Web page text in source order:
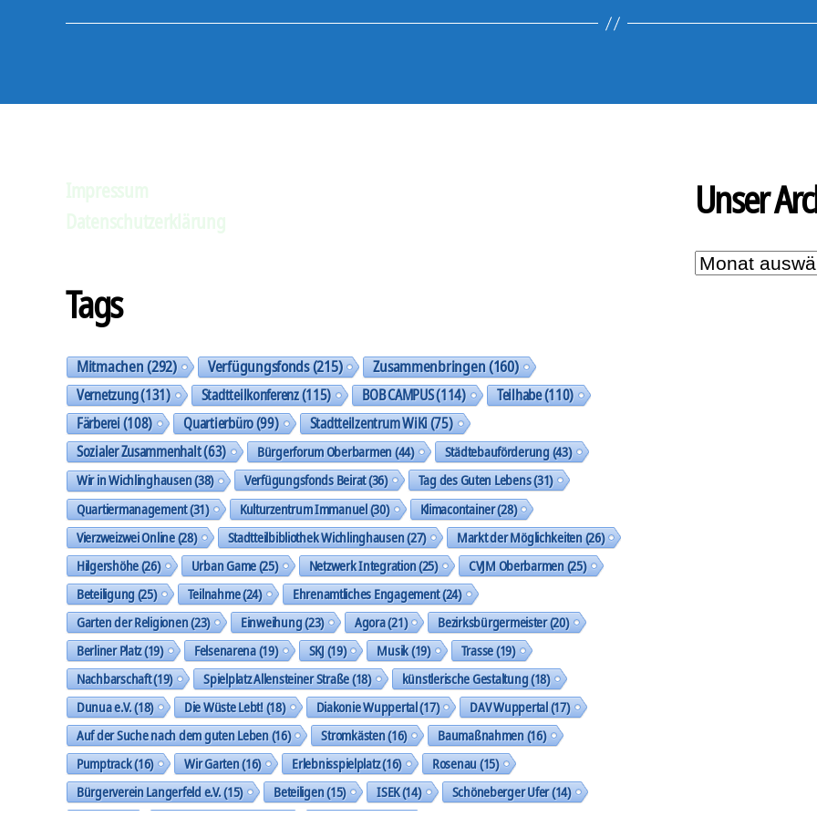
Tags
Mitmachen(292) Verfügungsfonds(215) Zusammenbringen(160)
Vernetzung(131) Stadtteilkonferenz(115) BOB CAMPUS(114) Teilhabe(110)
Färberei(108) Quartierbüro(99) Stadtteilzentrum WiKi(75)
Sozialer Zusammenhalt(63) Bürgerforum Oberbarmen(44) Städtebauförderung(43)
Wir in Wichlinghausen(38) Verfügungsfonds Beirat(36) Tag des Guten Lebens(31)
Quartiermanagement(31) Kulturzentrum Immanuel(30) Klimacontainer(28)
Vierzweizwei Online(28) Stadtteilbibliothek Wichlinghausen(27) Markt der Möglichkeiten(26)
Hilgershöhe(26) Urban Game(25) Netzwerk Integration(25) CVJM Oberbarmen(25)
Beteiligung(25) Teilnahme(24) Ehrenamtliches Engagement(24)
Garten der Religionen(23) Einweihung(23) Agora(21) Bezirksbürgermeister(20)
Berliner Platz(19) Felsenarena(19) SKJ(19) Musik(19) Trasse(19)
Nachbarschaft(19) Spielplatz Allensteiner Straße(18) künstlerische Gestaltung(18)
Dunua e.V.(18) Die Wüste Lebt!(18) Diakonie Wuppertal(17) DAV Wuppertal(17)
Auf der Suche nach dem guten Leben(16) Stromkästen(16) Baumaßnahmen(16)
Pumptrack(16) Wir Garten(16) Erlebnisspielplatz(16) Rosenau(15)
Bürgerverein Langerfeld e.V.(15) Beteiligen(15) ISEK(14) Schöneberger Ufer(14)
Unser
Unser
Archiv